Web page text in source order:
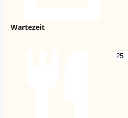
Wartezeit